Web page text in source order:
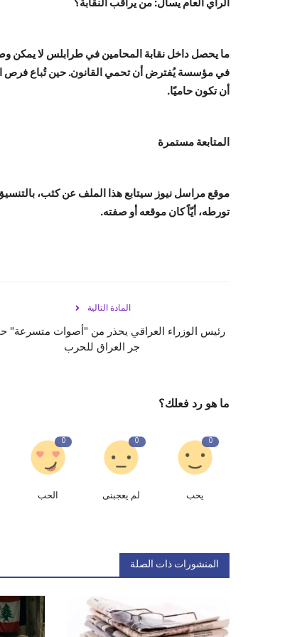
ما يحصل داخل نقابة المحامين في طرابلس لا يمكن
في مؤسسة يُفترض أن تحمي القانون. حين تُباع فرص
أن تكون حاميًا.
المتابعة مستمرة
موقع مراسل نيوز سيتابع هذا الملف عن كثب،
تورطه، أيّاً كان موقعه أو صفته.
المادة التالية
رئيس الوزراء العراقي يحذر من "أصوات متسرعة"
جر العراق للحرب
ما هو رد فعلك؟
0
يحب
0
لم يعجبنى
0
الحب
المنشورات ذات الصلة